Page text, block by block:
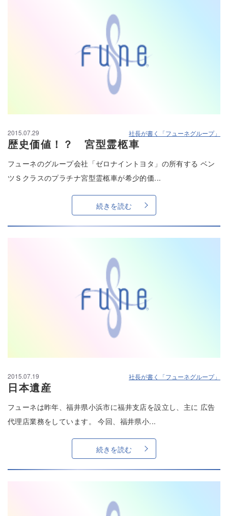
2015.07.29 社長が書く「フューネグループ」
歴史価値！？ 宮型霊柩車
フューネのグループ会社「ゼロナイントヨタ」の所有する ベン
ツＳクラスのプラチナ宮型霊柩車が希少的価...
続きを読む
2015.07.19 社長が書く「フューネグループ」
日本遺産
フューネは昨年、福井県小浜市に福井支店を設立し、主に 広告
代理店業務をしています。 今回、福井県小...
続きを読む